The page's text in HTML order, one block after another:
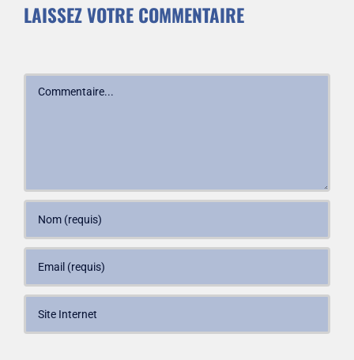
LAISSEZ VOTRE COMMENTAIRE
Commentaire